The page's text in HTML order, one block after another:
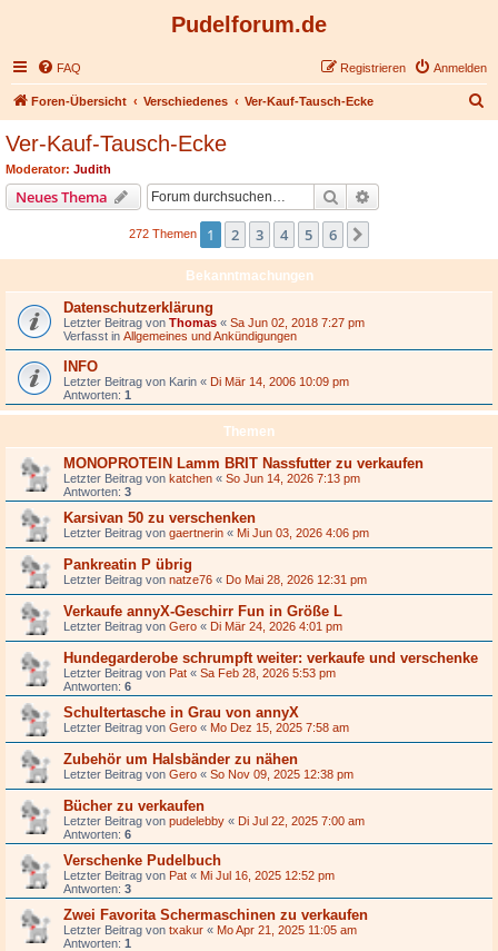
Pudelforum.de
FAQ Anmelden
Registrieren
Foren-Übersicht Verschiedenes Ver-Kauf-Tausch-Ecke
Ver-Kauf-Tausch-Ecke
Moderator: Judith
Neues Thema Suche
272 Themen 1 2 3 4 5 6
Bekanntmachungen
Datenschutzerklärung
Letzter Beitrag von Thomas « Sa Jun 02, 2018 7:27 pm
Verfasst in Allgemeines und Ankündigungen
INFO
Letzter Beitrag von Karin « Di Mär 14, 2006 10:09 pm
Antworten: 1
Themen
MONOPROTEIN Lamm BRIT Nassfutter zu verkaufen
Letzter Beitrag von katchen « So Jun 14, 2026 7:13 pm
Antworten: 3
Karsivan 50 zu verschenken
Letzter Beitrag von gaertnerin « Mi Jun 03, 2026 4:06 pm
Pankreatin P übrig
Letzter Beitrag von natze76 « Do Mai 28, 2026 12:31 pm
Verkaufe annyX-Geschirr Fun in Größe L
Letzter Beitrag von Gero « Di Mär 24, 2026 4:01 pm
Hundegarderobe schrumpft weiter: verkaufe und verschenke
Letzter Beitrag von Pat « Sa Feb 28, 2026 5:53 pm
Antworten: 6
Schultertasche in Grau von annyX
Letzter Beitrag von Gero « Mo Dez 15, 2025 7:58 am
Zubehör um Halsbänder zu nähen
Letzter Beitrag von Gero « So Nov 09, 2025 12:38 pm
Bücher zu verkaufen
Letzter Beitrag von pudelebby « Di Jul 22, 2025 7:00 am
Antworten: 6
Verschenke Pudelbuch
Letzter Beitrag von Pat « Mi Jul 16, 2025 12:52 pm
Antworten: 3
Zwei Favorita Schermaschinen zu verkaufen
Letzter Beitrag von txakur « Mo Apr 21, 2025 11:05 am
Antworten: 1